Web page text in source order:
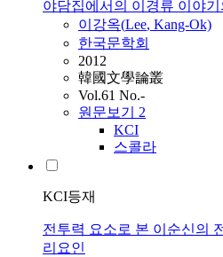
야담집에서의 이경류 이야기
이강옥(Lee, Kang-Ok)
한국문학회
2012
韓國文學論叢
Vol.61 No.-
원문보기 2
KCI
스콜라
KCI등재
전투력 요소로 본 이순신의
리요인